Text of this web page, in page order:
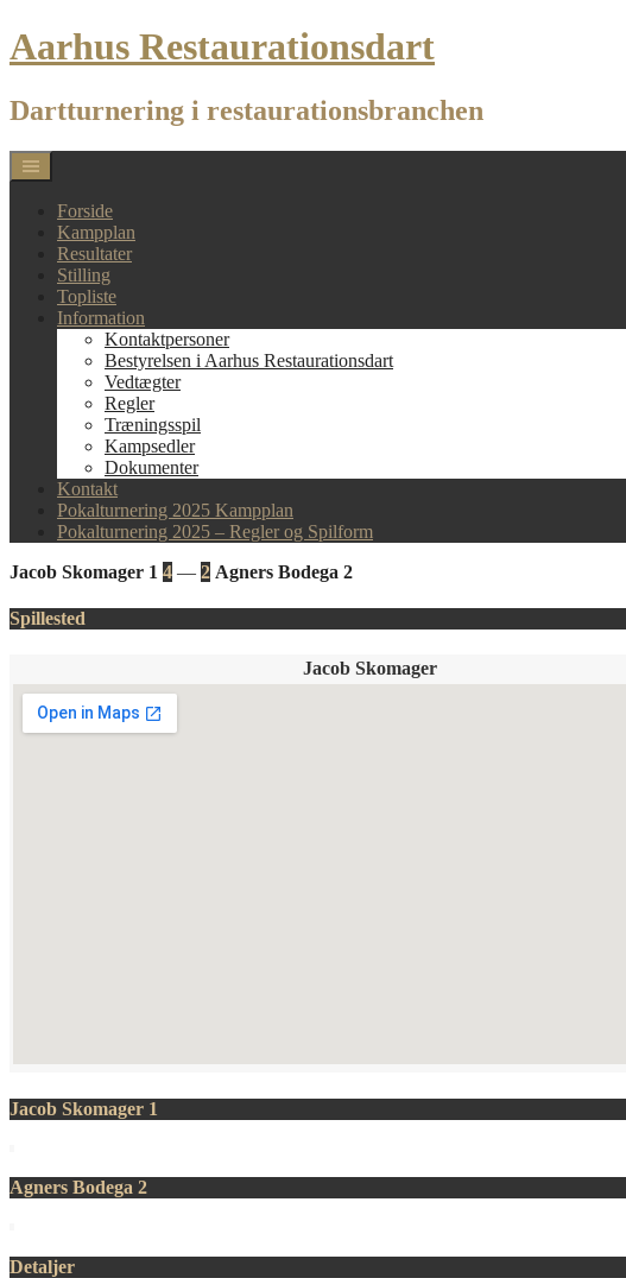
Skip
to
Aarhus Restaurationsdart
Dartturnering i restaurationsbranchen
Forside
Kampplan
Resultater
Stilling
Topliste
Information
Kontaktpersoner
Bestyrelsen i Aarhus Restaurationsdart
Vedtægter
Regler
Træningsspil
Kampsedler
Dokumenter
Kontakt
Pokalturnering 2025 Kampplan
Pokalturnering 2025 – Regler og Spilform
Jacob Skomager 1 4 — 2 Agners Bodega 2
Spillested
Jacob Skomager
Jacob Skomager 1
Agners Bodega 2
Detaljer